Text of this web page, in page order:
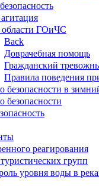
ГОиЧС
Back
Доврачебная помощь
Гражданский
Правила поведения
безопасности в
безопасности
реагирования
групп
уровня воды в